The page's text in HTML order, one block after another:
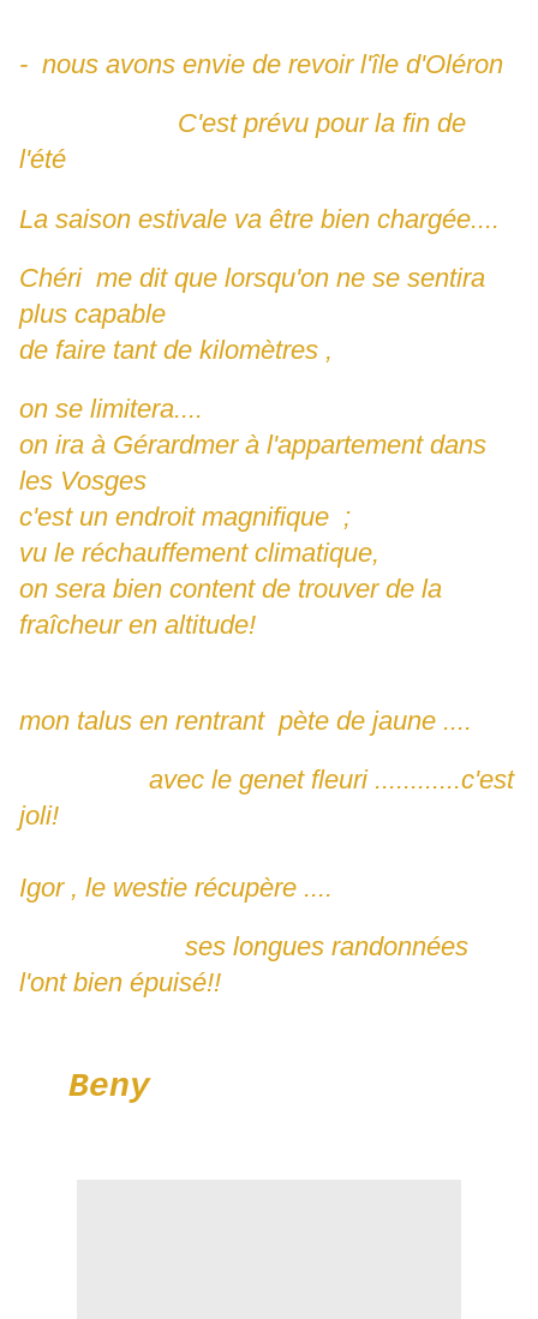
- nous avons envie de revoir l'île d'Oléron
C'est prévu pour la fin de
l'été
La saison estivale va être bien chargée....
Chéri me dit que lorsqu'on ne se sentira
plus capable
de faire tant de kilomètres ,
on se limitera....
on ira à Gérardmer à l'appartement dans
les Vosges
c'est un endroit magnifique ;
vu le réchauffement climatique,
on sera bien content de trouver de la
fraîcheur en altitude!
mon talus en rentrant pète de jaune ....
avec le genet fleuri ............c'est
joli!
Igor , le westie récupère ....
ses longues randonnées
l'ont bien épuisé!!
Beny